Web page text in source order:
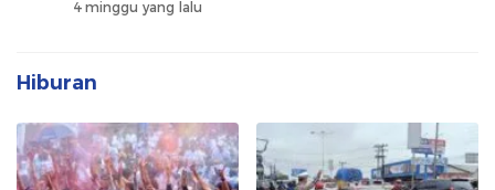
4 minggu yang lalu
Hiburan